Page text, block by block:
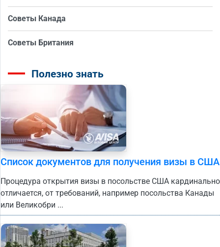
Советы Канада
Советы Британия
Полезно знать
Список документов для получения визы в США
Процедура открытия визы в посольстве США кардинально
отличается, от требований, например посольства Канады
или Великобри ...